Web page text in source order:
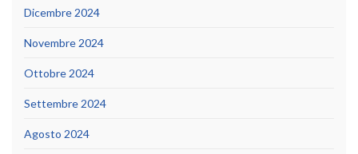
Dicembre 2024
Novembre 2024
Ottobre 2024
Settembre 2024
Agosto 2024